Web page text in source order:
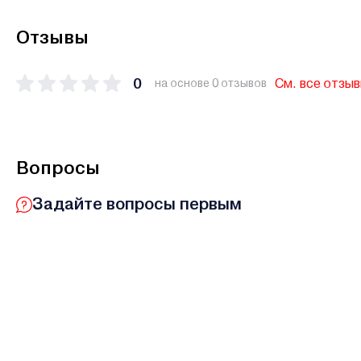
Отзывы
0 на основе 0 отзывов См. все
Вопросы
Задайте вопросы первым